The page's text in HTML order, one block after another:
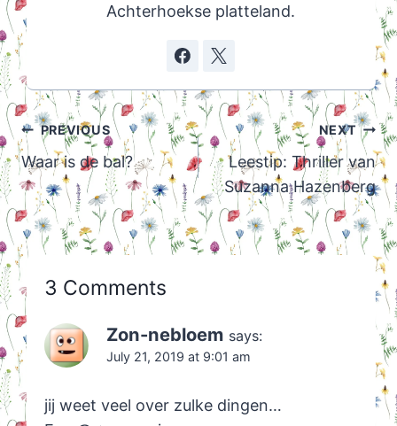
Achterhoekse platteland.
Post
navigation
PREVIOUS
Waar is de bal?
NEXT
Leestip: Thriller van
Suzanna Hazenberg
3 Comments
Zon-nebloem says:
July 21, 2019 at 9:01 am
jij weet veel over zulke dingen…